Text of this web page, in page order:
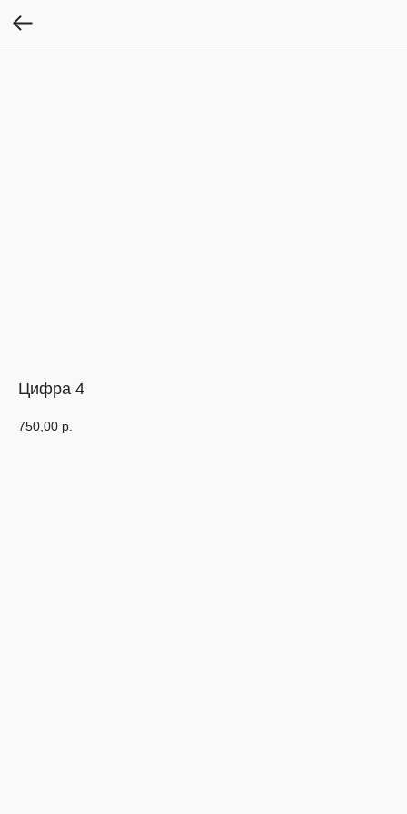
Цифра 4
750,00 р.